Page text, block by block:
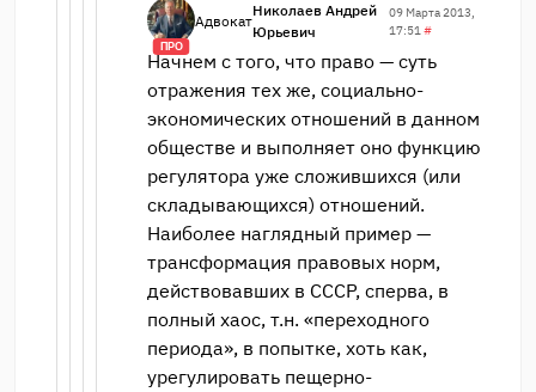
ПРО
Адвокат
Николаев Андрей
Юрьевич
09 Марта 2013,
17:51#
Начнем с того, что право — суть
отражения тех же, социально-
экономических отношений в данном
обществе и выполняет оно функцию
регулятора уже сложившихся (или
складывающихся) отношений.
Наиболее наглядный пример —
трансформация правовых норм,
действовавших в СССР, сперва, в
полный хаос, т.н. «переходного
периода», в попытке, хоть как,
урегулировать пещерно-